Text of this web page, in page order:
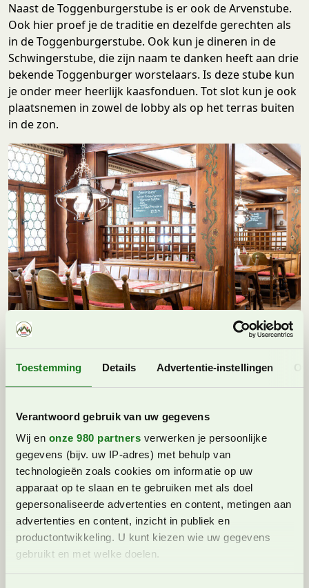
Toestemming Details Advertentie-instellingen
Verantwoord gebruik van uw gegevens
Wij en onze 980 partners verwerken je persoonlijke
gegevens (bijv. uw IP-adres) met behulp van
technologieën zoals cookies om informatie op uw
apparaat op te slaan en te gebruiken met als doel
gepersonaliseerde advertenties en content, metingen aan
advertenties en content, inzicht in publiek en
productontwikkeling. U kunt kiezen wie uw gegevens
gebruikt en met welke doelen.
Naast de Toggenburgerstube is er ook de Arvenstube.
Ook hier proef je de traditie en dezelfde gerechten als
in de Toggenburgerstube. Ook kun je dineren in de
Schwingerstube, die zijn naam te danken heeft aan drie
bekende Toggenburger worstelaars. Is deze stube kun
je onder meer heerlijk kaasfonduen. Tot slot kun je ook
plaatsnemen in zowel de lobby als op het terras buiten
in de zon.
De Toggenburgerstube. ©foto: Sternen Toggenburg AG
De prijzen variëren per seizoen, kamers en
gezinssamenstelling. Op de website van Hotel Sternen
zijn de prijzen en beschikbaarheid te vinden.
Prijzen en beschikbaarheid Hotel Sternen in
Unterwasser
Wat is er te doen in de omgeving?